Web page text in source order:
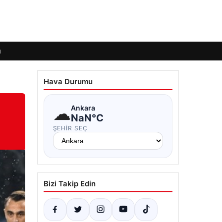
Hava Durumu
☁Ankara
NaN°C
ŞEHIR SEÇ
Bizi Takip Edin